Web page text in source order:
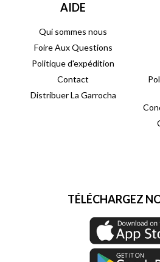
AIDE
Qui sommes nous
Foire Aux Questions
Politique d'expédition
Contact
Distribuer La Garrocha
TÉLÉCHARGEZ